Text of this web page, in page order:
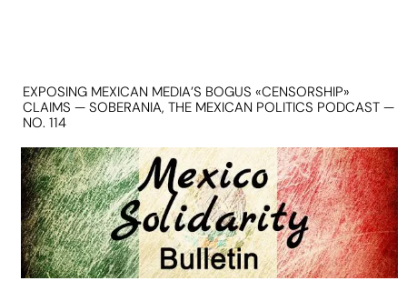
EXPOSING MEXICAN MEDIA’S BOGUS «CENSORSHIP»
CLAIMS — SOBERANIA, THE MEXICAN POLITICS PODCAST —
NO. 114